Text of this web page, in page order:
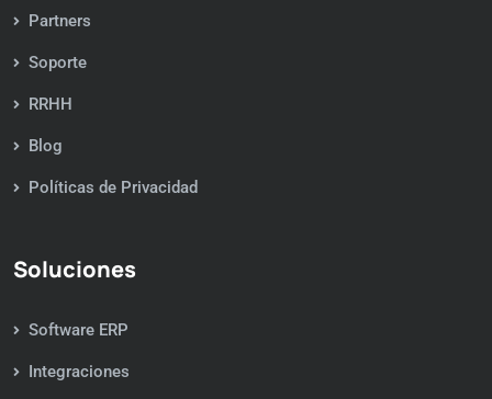
Partners
Soporte
RRHH
Blog
Políticas de Privacidad
Soluciones
Software ERP
Integraciones